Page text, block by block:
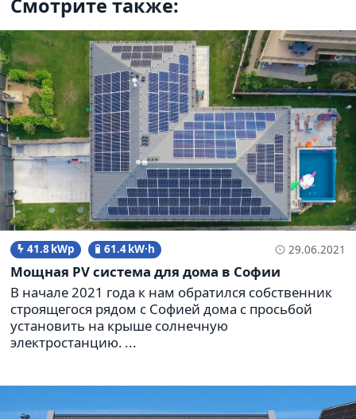
Смотрите также:
29.06.2021
41.8 kWp 61.4 kW·h
Мощная PV система для дома в Софии
В начале 2021 года к нам обратился собственник
строящегося рядом с Софией дома с просьбой
установить на крыше солнечную
электростанцию. ...